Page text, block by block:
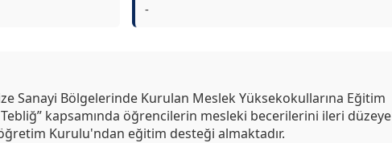
-
Sanayi Bölgelerinde Kurulan Meslek Yüksekokullarına Eğitim
kapsamında öğrencilerin mesleki becerilerini ileri düzeye
Kurulu'ndan eğitim desteği almaktadır.